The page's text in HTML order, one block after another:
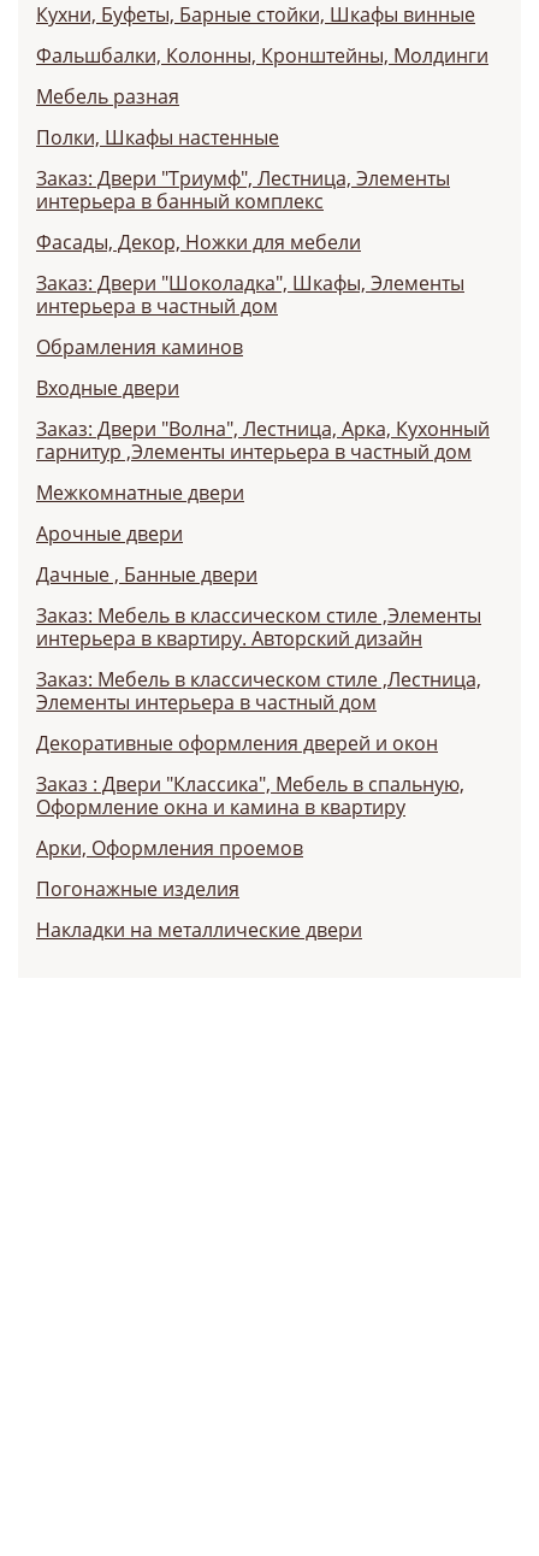
Кухни, Буфеты, Барные стойки, Шкафы винные
Фальшбалки, Колонны, Кронштейны, Молдинги
Мебель разная
Полки, Шкафы настенные
Заказ: Двери "Триумф", Лестница, Элементы
интерьера в банный комплекс
Фасады, Декор, Ножки для мебели
Заказ: Двери "Шоколадка", Шкафы, Элементы
интерьера в частный дом
Обрамления каминов
Входные двери
Заказ: Двери "Волна", Лестница, Арка, Кухонный
гарнитур ,Элементы интерьера в частный дом
Межкомнатные двери
Арочные двери
Дачные , Банные двери
Заказ: Мебель в классическом стиле ,Элементы
интерьера в квартиру. Авторский дизайн
Заказ: Мебель в классическом стиле ,Лестница,
Элементы интерьера в частный дом
Декоративные оформления дверей и окон
Заказ : Двери "Классика", Мебель в спальную,
Оформление окна и камина в квартиру
Арки, Оформления проемов
Погонажные изделия
Накладки на металлические двери